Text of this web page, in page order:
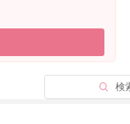
す。基本的には、バランス
上げにくい食材から摂取な
せんね。血糖コントロール
ずは検査を受けられて、ご
検